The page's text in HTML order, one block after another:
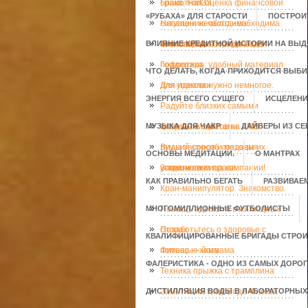
«РУБАХА» ДЛЯ СТАРОСТИ
ВЛИЯНИЕ КРЕДИТНОЙ ИСТОРИИ НА
ЧТО ДЕЛАТЬ, КОГДА ПРИХОДИТСЯ
ЭНЕРГИЯ ВСЕГО СУЩЕГО
МУЗЫКА ДЛЯ ЧАКР ДАЙВЕРЫ ИЗ
ОСНОВЫ МЕДИТАЦИИ. О МАНТРАХ
КАК ПРАВИЛЬНО БЕГАТЬ
МНОГОМИЛЛИОННЫЕ ФУТБОЛИСТЫ
КВАЛИФИЦИРОВАННЫЕ БРИГАДЫ
ФАЛЕРИСТИКА - ОДНО ИЗ САМЫХ
ДИСТИЛЛЯЦИЯ ВОДЫ В
брака. Fort33.
Грамотная оценка финансовой
ситуации необходима
инвесторам
Населению часто необходима
качественная юридическая
поддержка
Тепловой насос вода вода
Гофротара: удобный материал
для упаковки
Для идеала нужно немногое.
Радуйте близких самыми
красивыми цветами
Создание сайтов на КМВ -
лучший способ создания
успешного лица компании!
Виды засоров и методы их
устранения
Защити свои права.
Кран-манипулятор. Знакомство.
Помощь адвоката в жилищных
спорах
Позаботьтесь о здоровье с
помощью хаммама
Фитнес — йога
Техника прыжка с трамплина
Заметки на тему Боди-Флекса